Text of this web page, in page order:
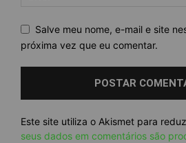
Salve meu nome, e-mail e site
próxima vez que eu comentar.
Este site utiliza o Akismet para
seus dados em comentários são